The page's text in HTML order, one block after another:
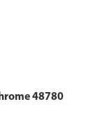
48780